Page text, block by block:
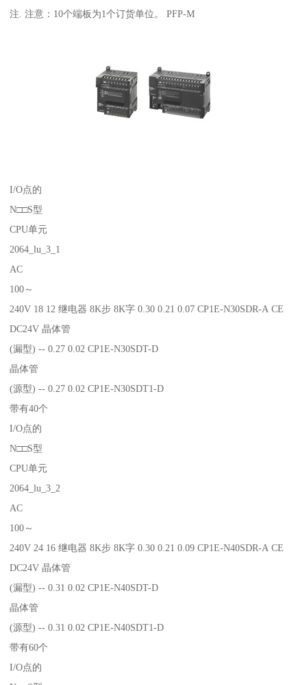
注. 注意：10个端板为1个订货单位。 PFP-M
I/O点的
N□□S型
CPU单元
2064_lu_3_1
AC
100～
240V 18 12 继电器 8K步 8K字 0.30 0.21 0.07 CP1E-N30SDR-A CE
DC24V 晶体管
(漏型) -- 0.27 0.02 CP1E-N30SDT-D
晶体管
(源型) -- 0.27 0.02 CP1E-N30SDT1-D
带有40个
I/O点的
N□□S型
CPU单元
2064_lu_3_2
AC
100～
240V 24 16 继电器 8K步 8K字 0.30 0.21 0.09 CP1E-N40SDR-A CE
DC24V 晶体管
(漏型) -- 0.31 0.02 CP1E-N40SDT-D
晶体管
(源型) -- 0.31 0.02 CP1E-N40SDT1-D
带有60个
I/O点的